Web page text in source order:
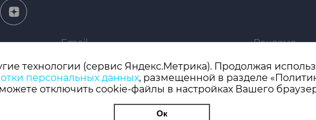
Email
Реклама
серия ЭЛ № ФС 77 - 77192, зарегистрировано Роскомнадзором
технологии (сервис Яндекс.Метрика). Продолжая
персональных данных, размещенной в разделе
можете отключить cookie-файлы в настройках Вашего
Ок